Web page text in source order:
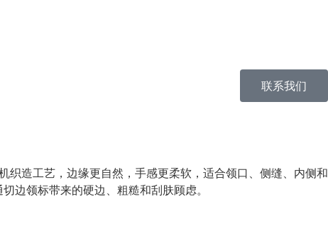
联系我们
造工艺，边缘更自然，手感更柔软，适合领口、侧缝、内侧和
边领标带来的硬边、粗糙和刮肤顾虑。